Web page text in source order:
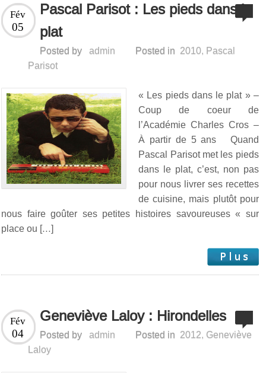
Pascal Parisot : Les pieds dans le
plat
Fév
05
Posted by admin Posted in 2010, Pascal
Parisot
« Les pieds dans le plat » –
Coup de coeur de
l’Académie Charles Cros –
À partir de 5 ans Quand
Pascal Parisot met les pieds
dans le plat, c’est, non pas
pour nous livrer ses recettes
de cuisine, mais plutôt pour
nous faire goûter ses petites histoires savoureuses « sur
place ou […]
Geneviève Laloy : Hirondelles
Fév
04 Posted by admin Posted in 2012, Geneviève
Laloy